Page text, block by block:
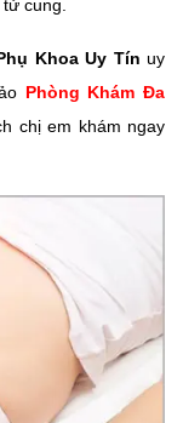
cung.
Khoa Uy Tín uy
Phòng Khám Đa
chị em khám ngay